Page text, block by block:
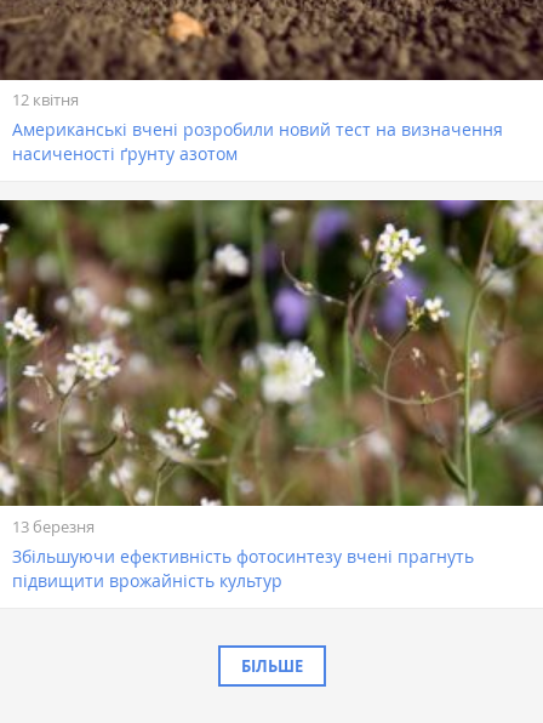
12 квітня
Американські вчені розробили новий тест на визначення
насиченості ґрунту азотом
13 березня
Збільшуючи ефективність фотосинтезу вчені прагнуть
підвищити врожайність культур
БІЛЬШЕ